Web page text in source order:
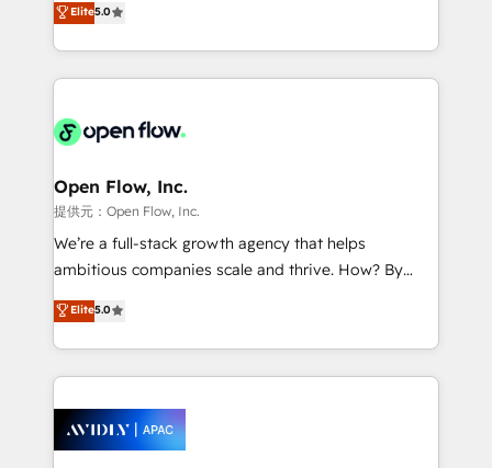
Mindedness, and Clarity. We are driven to win for the
collective good of the company and its clientele, and
things are happening.
and enterprise customers. We ensure that your sales,
service and marketing department operates in the
most effective way, while at the same time
integrated buyers journey. Elixir is located in
and Amsterdam. Elixir is a first mover and leader
when it comes to HubSpot sales and service
implementations, highly renowned for our business
acumen, process (re-)design experience and a
integrate HubSpot with complex solutions like SAP,
MicroSoft, custom solutions,... Our company also has
Retail execution, CPQ, customer portals and
HubSpot CMS developments. And we're champions
Elite5.0
Open Flow, Inc.
提供元：Open Flow, Inc.
We’re a full-stack growth agency that helps
ambitious companies scale and thrive. How? By
upgrading and streamlining every single revenue-
generating aspect of your business. We’re proud
HubSpot Elite Solutions Partners and devout CRM
nerds who can harness HubSpot’s custom digital
experience. Working hand-in-hand with your team,
we’ll assemble a RevOps machine that drives more
Elite5.0